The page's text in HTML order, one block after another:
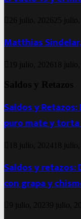
26 julio, 2026 25
Matthias
19 julio, 2026 18
Saldos y Retazos
Saldos y Retazos:
puro mate y
18 julio, 2024 18
Saldos y retazos:
con grapa y
9 julio, 20239 julio,